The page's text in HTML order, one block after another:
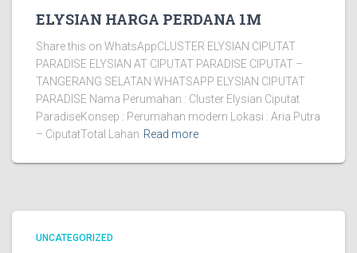
ELYSIAN HARGA PERDANA 1M
Share this on WhatsAppCLUSTER ELYSIAN CIPUTAT
PARADISE ELYSIAN AT CIPUTAT PARADISE CIPUTAT –
TANGERANG SELATAN WHATSAPP ELYSIAN CIPUTAT
PARADISE Nama Perumahan : Cluster Elysian Ciputat
ParadiseKonsep : Perumahan modern Lokasi : Aria Putra
– CiputatTotal Lahan Read more
UNCATEGORIZED